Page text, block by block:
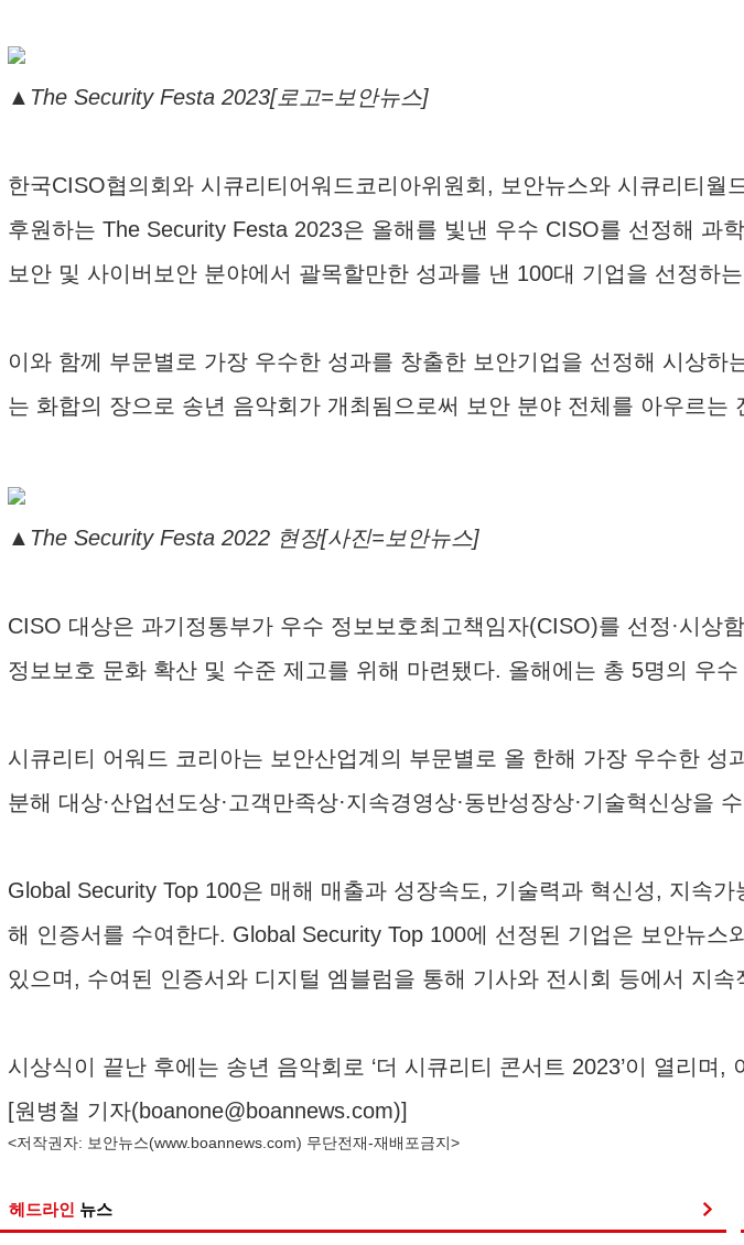
▲The Security Festa 2023[로고=보안뉴스]
한국CISO협의회와 시큐리티어워드코리아위원회, 보안뉴스와 시큐리티
후원하는 The Security Festa 2023은 올해를 빛낸 우수 CISO를 선정해 과
보안 및 사이버보안 분야에서 괄목할만한 성과를 낸 100대 기업을 선정하
이와 함께 부문별로 가장 우수한 성과를 창출한 보안기업을 선정해 시상하
는 화합의 장으로 송년 음악회가 개최됨으로써 보안 분야 전체를 아우르
▲The Security Festa 2022 현장[사진=보안뉴스]
CISO 대상은 과기정통부가 우수 정보보호최고책임자(CISO)를 선정·시
정보보호 문화 확산 및 수준 제고를 위해 마련됐다. 올해에는 총 5명의 우
시큐리티 어워드 코리아는 보안산업계의 부문별로 올 한해 가장 우수한
분해 대상·산업선도상·고객만족상·지속경영상·동반성장상·기술혁신상을
Global Security Top 100은 매해 매출과 성장속도, 기술력과 혁신성, 지속
해 인증서를 수여한다. Global Security Top 100에 선정된 기업은 보안뉴
있으며, 수여된 인증서와 디지털 엠블럼을 통해 기사와 전시회 등에서 지속
시상식이 끝난 후에는 송년 음악회로 ‘더 시큐리티 콘서트 2023’이 열리
[원병철 기자(boanone@boannews.com)]
<저작권자: 보안뉴스(www.boannews.com) 무단전재-재배포금지>
헤드라인 뉴스